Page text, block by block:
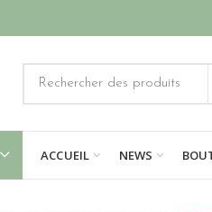
ACCUEIL NEWS